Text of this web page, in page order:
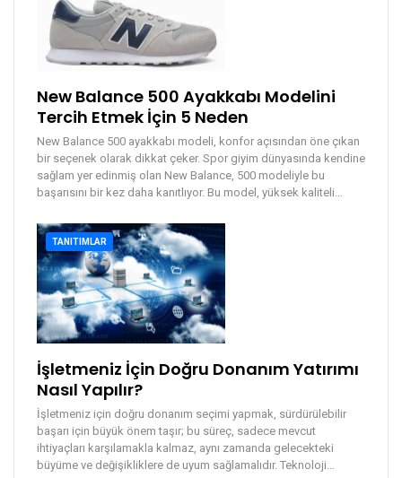
New Balance 500 Ayakkabı Modelini
Tercih Etmek İçin 5 Neden
New Balance 500 ayakkabı modeli, konfor açısından öne çıkan
bir seçenek olarak dikkat çeker. Spor giyim dünyasında kendine
sağlam yer edinmiş olan New Balance, 500 modeliyle bu
başarısını bir kez daha kanıtlıyor. Bu model, yüksek kaliteli
TANITIMLAR
İşletmeniz İçin Doğru Donanım Yatırımı
Nasıl Yapılır?
İşletmeniz için doğru donanım seçimi yapmak, sürdürülebilir
başarı için büyük önem taşır; bu süreç, sadece mevcut
ihtiyaçları karşılamakla kalmaz, aynı zamanda gelecekteki
büyüme ve değişikliklere de uyum sağlamalıdır. Teknoloji…